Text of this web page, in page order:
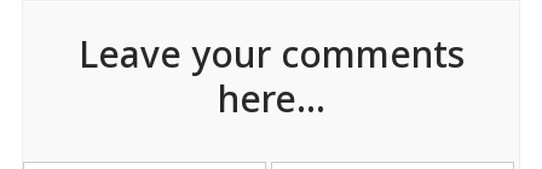
Leave your comments
here...